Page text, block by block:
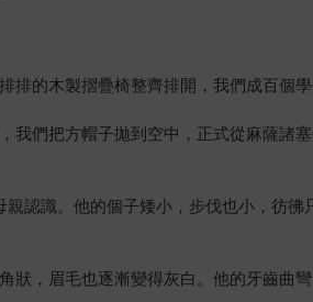
的木製摺疊椅整齊排開，我們成百個學
們把方帽子拋到空中，正式從麻薩諸
認識。他的個子矮小，步伐也小，彷
，眉毛也逐漸變得灰白。他的牙齒曲